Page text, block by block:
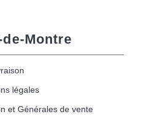
Montre
légales
et Générales de vente